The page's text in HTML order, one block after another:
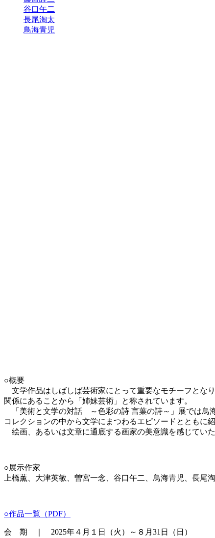
谷口午二
長尾淘太
鳥海青児
○概要
文学作品はしばしば芸術家にとって重要なモチーフとな
関係にあることから「姉妹芸術」と称されています。
「美術と文学の対話 ～色彩の詩 言葉の詩～」展では鳥
コレクションの中から文学にまつわるエピソードとともに紹
絵画、あるいは文章に通底する画家の美意識を感じていた
○展示作家
上橋薫、大津英敏、曽宮一念、谷口午二、鳥海青児、長
○作品一覧（PDF）
会 期 ｜ 2025年４月１日（火）～８月31日（日）